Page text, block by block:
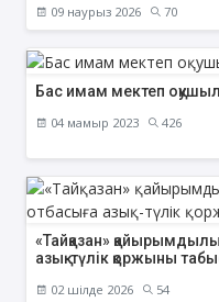
09 наурыз 2026 70
Бас имам мектеп
04 мамыр 2023 426
«Тайқазан»
азық-түлік қоржыны
02 шілде 2026 54